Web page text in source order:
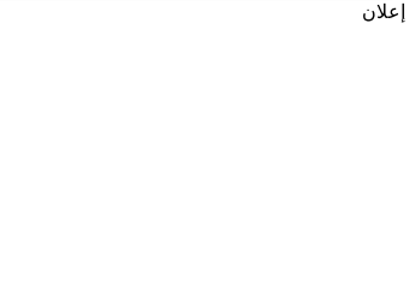
إعلان